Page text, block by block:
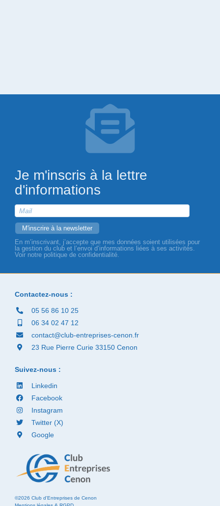
Je m'inscris à la lettre
d'informations
En m’inscrivant, j’accepte que mes données soient utilisées pour
la gestion du club et l’envoi d’informations liées à ses activités.
Voir notre politique de confidentialité.
©2026 Club d'Entreprises de Cenon
Contactez-nous :
05 56 86 10 25
06 34 02 47 12
contact@club-entreprises-cenon.fr
23 Rue Pierre Curie 33150 Cenon
Suivez-nous :
Linkedin
Facebook
Instagram
Twitter (X)
Google